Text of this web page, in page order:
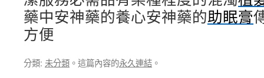
藥中安神藥的養心安神藥的助眠膏
方便
分類: 未分類 。這篇內容的永久連結 。